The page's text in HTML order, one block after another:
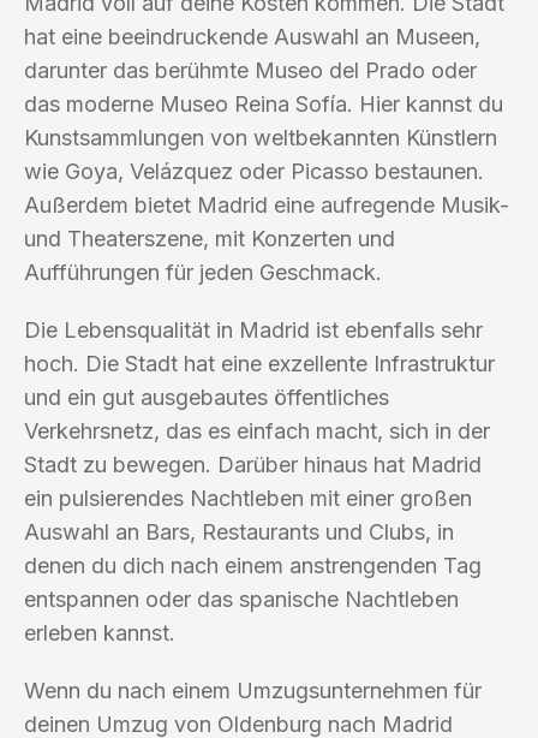
hat eine beeindruckende Auswahl an Museen,
darunter das berühmte Museo del Prado oder
das moderne Museo Reina Sofía. Hier kannst du
Kunstsammlungen von weltbekannten Künstlern
wie Goya, Velázquez oder Picasso bestaunen.
Außerdem bietet Madrid eine aufregende Musik-
und Theaterszene, mit Konzerten und
Aufführungen für jeden Geschmack.
Die Lebensqualität in Madrid ist ebenfalls sehr
hoch. Die Stadt hat eine exzellente Infrastruktur
und ein gut ausgebautes öffentliches
Verkehrsnetz, das es einfach macht, sich in der
Stadt zu bewegen. Darüber hinaus hat Madrid
ein pulsierendes Nachtleben mit einer großen
Auswahl an Bars, Restaurants und Clubs, in
denen du dich nach einem anstrengenden Tag
entspannen oder das spanische Nachtleben
erleben kannst.
Wenn du nach einem Umzugsunternehmen für
deinen Umzug von Oldenburg nach Madrid